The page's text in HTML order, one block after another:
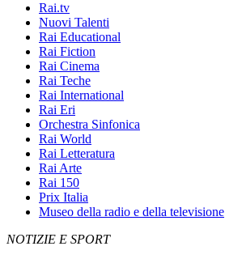
Rai.tv
Nuovi Talenti
Rai Educational
Rai Fiction
Rai Cinema
Rai Teche
Rai International
Rai Eri
Orchestra Sinfonica
Rai World
Rai Letteratura
Rai Arte
Rai 150
Prix Italia
Museo della radio e della televisione
NOTIZIE E SPORT